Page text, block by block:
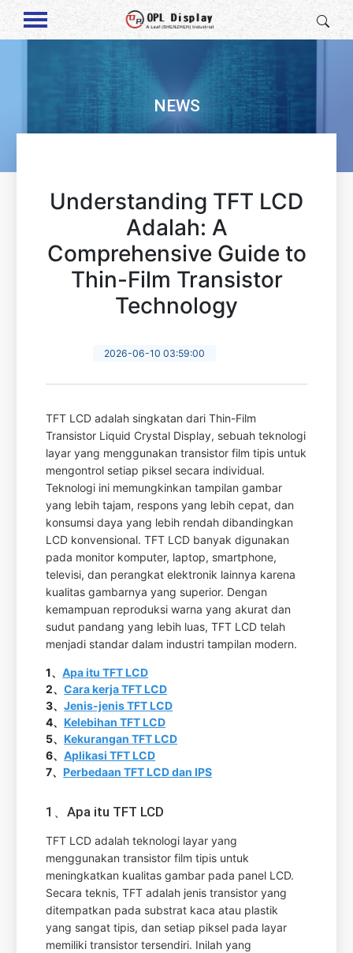
NEWS
Understanding TFT LCD
Adalah: A
Comprehensive Guide to
Thin-Film Transistor
Technology
2026-06-10 03:59:00
TFT LCD adalah singkatan dari Thin-Film
Transistor Liquid Crystal Display, sebuah teknologi
layar yang menggunakan transistor film tipis untuk
mengontrol setiap piksel secara individual.
Teknologi ini memungkinkan tampilan gambar
yang lebih tajam, respons yang lebih cepat, dan
konsumsi daya yang lebih rendah dibandingkan
LCD konvensional. TFT LCD banyak digunakan
pada monitor komputer, laptop, smartphone,
televisi, dan perangkat elektronik lainnya karena
kualitas gambarnya yang superior. Dengan
kemampuan reproduksi warna yang akurat dan
sudut pandang yang lebih luas, TFT LCD telah
menjadi standar dalam industri tampilan modern.
1、Apa itu TFT LCD
2、Cara kerja TFT LCD
3、Jenis-jenis TFT LCD
4、Kelebihan TFT LCD
5、Kekurangan TFT LCD
6、Aplikasi TFT LCD
7、Perbedaan TFT LCD dan IPS
1、Apa itu TFT LCD
TFT LCD adalah teknologi layar yang
menggunakan transistor film tipis untuk
meningkatkan kualitas gambar pada panel LCD.
Secara teknis, TFT adalah jenis transistor yang
ditempatkan pada substrat kaca atau plastik
yang sangat tipis, dan setiap piksel pada layar
memiliki transistor tersendiri. Inilah yang